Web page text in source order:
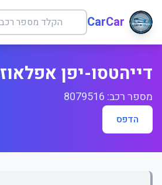
CarCar
דייהטסו-יפן אפלאוז IL רגיל
מספר רכב: 8079516
הדפס